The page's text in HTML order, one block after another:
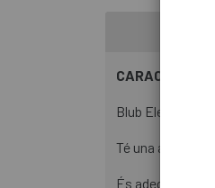
Blub Electronic
Té una acció de
És adequat per